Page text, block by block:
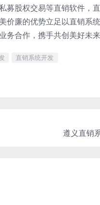
募股权交易等直销软件，
价廉的优势立足以直销系
务合作，携手共创美好未来
直销系统开发
遵义直销